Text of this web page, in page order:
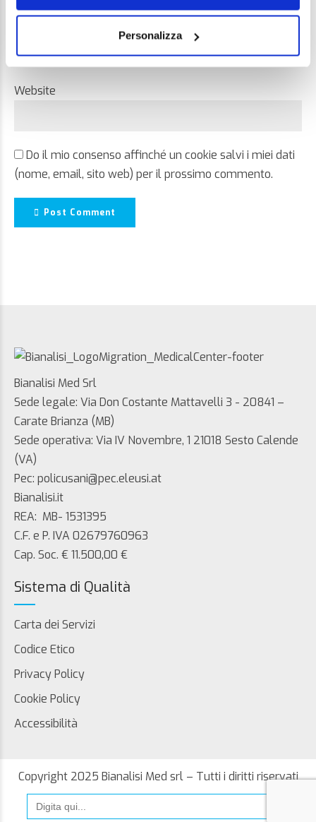
Personalizza
Website
Do il mio consenso affinché un cookie salvi i miei dati
(nome, email, sito web) per il prossimo commento.
Post Comment
Bianalisi Med Srl
Sede legale: Via Don Costante Mattavelli 3 - 20841 –
Carate Brianza (MB)
Sede operativa: Via IV Novembre, 1 21018 Sesto Calende
(VA)
Pec: policusani@pec.eleusi.at
Bianalisi.it
REA: MB- 1531395
C.F. e P. IVA 02679760963
Cap. Soc. € 11.500,00 €
Sistema di Qualità
Carta dei Servizi
Codice Etico
Privacy Policy
Cookie Policy
Accessibilità
Copyright 2025 Bianalisi Med srl – Tutti i diritti riservati
Search
for: